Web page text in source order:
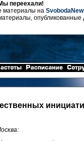
переехали!
материалы на
опубликованные